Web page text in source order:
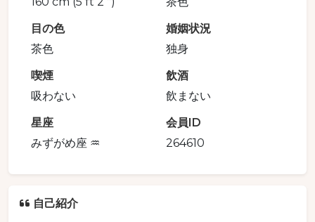
目の色
茶色
婚姻状況
独身
喫煙
吸わない
飲酒
飲まない
星座
みずがめ座 ♒️
会員ID
264610
自己紹介